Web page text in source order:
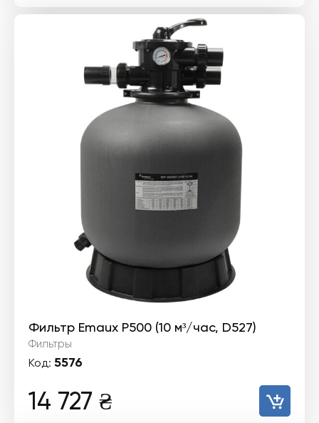
Фильтр Emaux P500 (10 м³/час, D527)
Фильтры
Код: 5576
14 727 ₴